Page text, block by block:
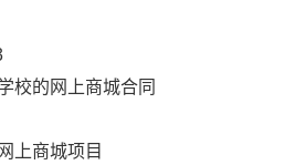
校的网上商城合同
上商城项目